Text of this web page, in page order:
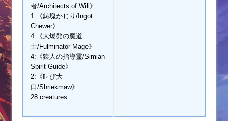
者/Architects of Will》
1:《鋳塊かじり/Ingot
Chewer》
4:《大爆発の魔道
士/Fulminator Mage》
4:《猿人の指導霊/Simian
Spirit Guide》
2:《叫び大
口/Shriekmaw》
28 creatures